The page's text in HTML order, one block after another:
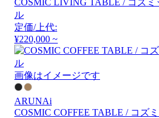
COSMIC LIVING TABLE / コズ
ル
定価/上代:
¥220,000 ~
画像はイメージです
ARUNAi
COSMIC COFFEE TABLE / コズ